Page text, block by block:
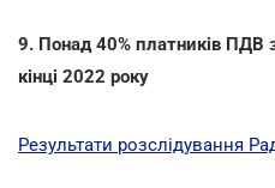
9. Понад 40% платників ПДВ
кінці 2022 року
Результати розслідування